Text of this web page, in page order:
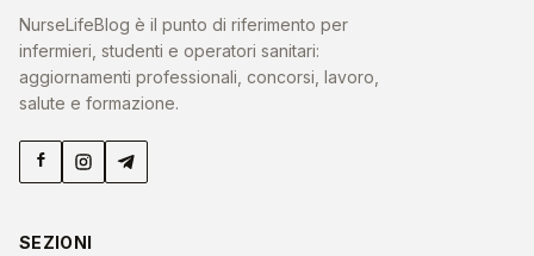
NurseLifeBlog è il punto di riferimento per
infermieri, studenti e operatori sanitari:
aggiornamenti professionali, concorsi, lavoro,
salute e formazione.
SEZIONI